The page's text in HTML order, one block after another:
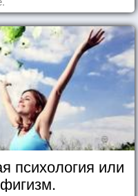
психология или